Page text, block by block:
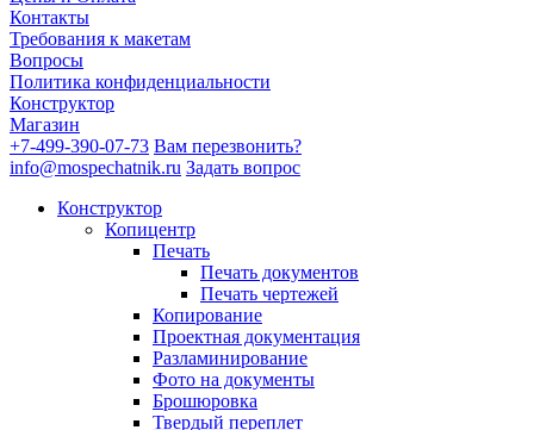
Контакты
Требования к макетам
Вопросы
Политика конфиденциальности
Конструктор
Магазин
+7-499-390-07-73 Вам перезвонить?
info@mospechatnik.ru Задать вопрос
Конструктор
Копицентр
Печать
Печать документов
Печать чертежей
Копирование
Проектная документация
Разламинирование
Фото на документы
Брошюровка
Твердый переплет